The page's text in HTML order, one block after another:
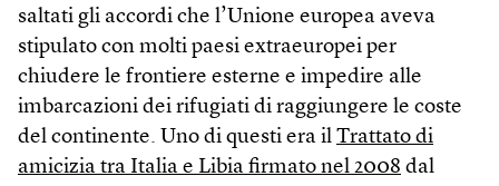
saltati gli accordi che l’Unione europea aveva
stipulato con molti paesi extraeuropei per
chiudere le frontiere esterne e impedire alle
imbarcazioni dei rifugiati di raggiungere le coste
del continente. Uno di questi era il Trattato di
amicizia tra Italia e Libia firmato nel 2008 dal